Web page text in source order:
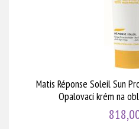
Matis Réponse Soleil Sun
Opalovací krém na